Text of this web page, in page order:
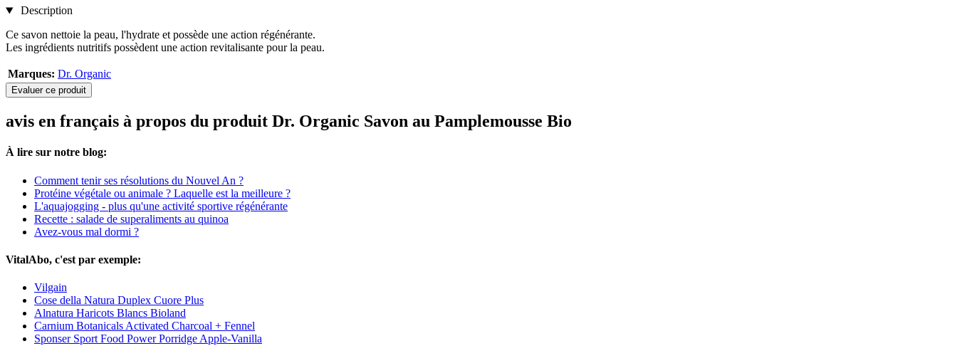
Description
Ce savon nettoie la peau, l'hydrate et possède une action régénérante.
Les ingrédients nutritifs possèdent une action revitalisante pour la peau.
Marques: Dr. Organic
Evaluer ce produit
avis en français à propos du produit Dr. Organic Savon au Pamplemousse Bio
À lire sur notre blog:
Comment tenir ses résolutions du Nouvel An ?
Protéine végétale ou animale ? Laquelle est la meilleure ?
L'aquajogging - plus qu'une activité sportive régénérante
Recette : salade de superaliments au quinoa
Avez-vous mal dormi ?
VitalAbo, c'est par exemple:
Vilgain
Cose della Natura Duplex Cuore Plus
Alnatura Haricots Blancs Bioland
Carnium Botanicals Activated Charcoal + Fennel
Sponser Sport Food Power Porridge Apple-Vanilla